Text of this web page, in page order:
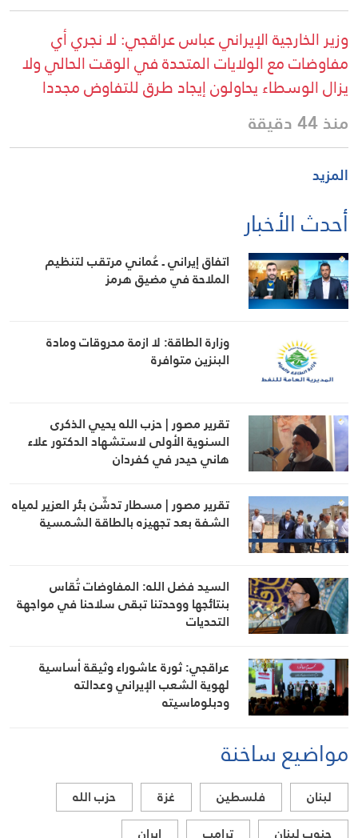
وزير الخارجية الإيراني عباس عراقجي: لا نجري أي
مفاوضات مع الولايات المتحدة في الوقت الحالي ولا
يزال الوسطاء يحاولون إيجاد طرق للتفاوض مجددا
منذ 44 دقيقة
المزيد
أحدث الأخبار
اتفاق إيراني ـ عُماني مرتقب لتنظيم
الملاحة في مضيق هرمز
وزارة الطاقة: لا ازمة محروقات ومادة
البنزين متوافرة
تقرير مصور | حزب الله يحيي الذكرى
السنوية الأولى لاستشهاد الدكتور علاء
هاني حيدر في كفردان
تقرير مصور | مسطار تدشّن بئر العزير لمياه
الشفة بعد تجهيزه بالطاقة الشمسية
السيد فضل الله: المفاوضات تُقاس
بنتائجها ووحدتنا تبقى سلاحنا في مواجهة
التحديات
عراقجي: ثورة عاشوراء وثيقة أساسية
لهوية الشعب الإيراني وعدالته
ودبلوماسيته
مواضيع ساخنة
لبنان فلسطين غزة
حزب الله